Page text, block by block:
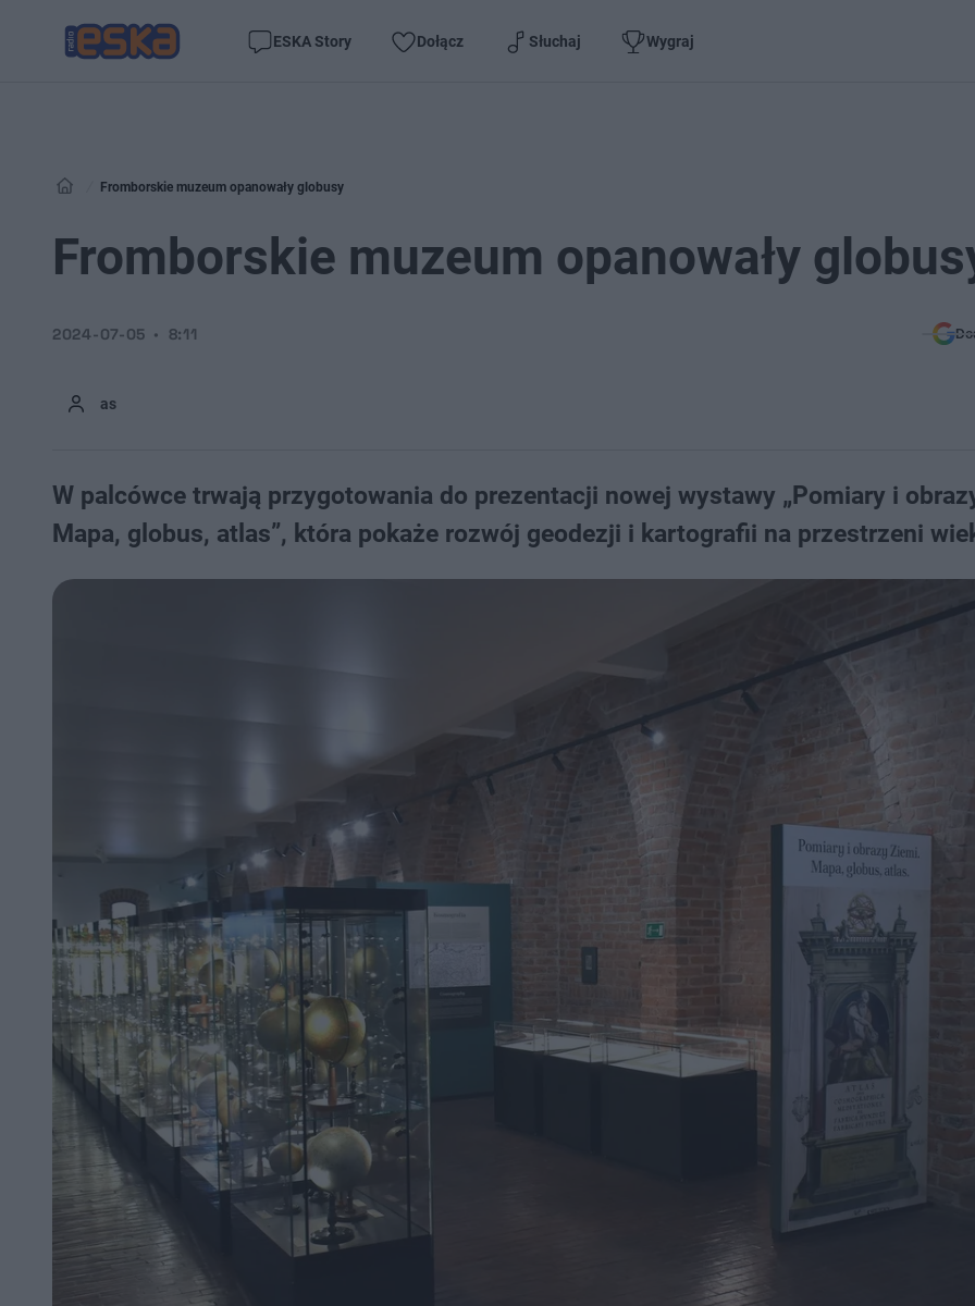
ESKA Story Dołącz Słuchaj Wygraj
Fromborskie muzeum opanowały globusy
Fromborskie muzeum opanowały
as
2024-07-05 8:11
W palcówce trwają przygotowania do prezentacji nowej wystawy „Pomiary i
Mapa, globus, atlas”, która pokaże rozwój geodezji i kartografii na przestrzeni